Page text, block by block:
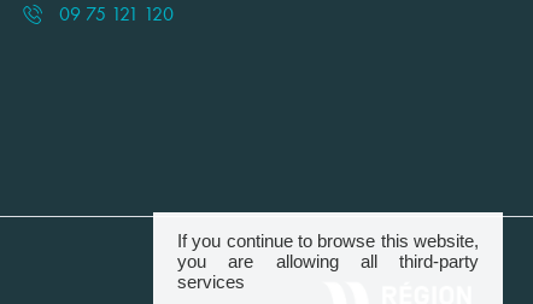
09 75 121 120
If you continue to browse this website,
you are allowing all third-party
services